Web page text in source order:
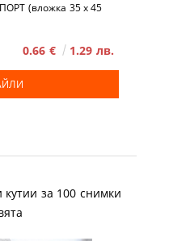
(вложка 35 x 45
0.66 € 1.29 лв.
за 100 снимки